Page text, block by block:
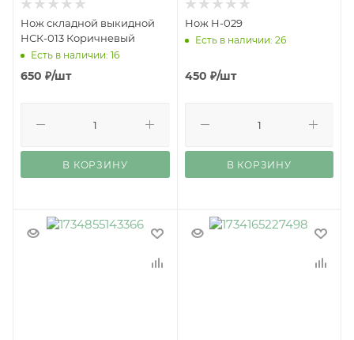
Нож складной выкидной
НСК-013 Коричневый
Есть в наличии: 16
650 ₽/шт
В КОРЗИНУ
Нож Н-029
Есть в наличии: 26
450 ₽/шт
В КОРЗИНУ